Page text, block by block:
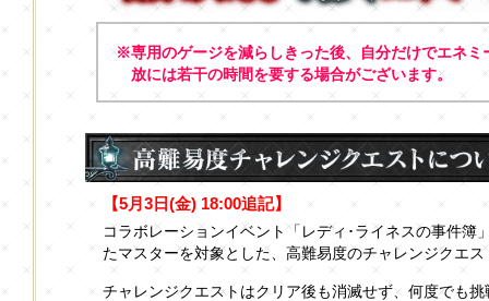
※専用のゲージを減らしきった後、自分だけでエネミ
放には若干の時間を要する場合がございます。
【5月3日(金) 18:00追記】
コラボレーションイベント「レディ･ライネスの事件簿
たマスターを対象とした、高難易度のチャレンジクエ
チャレンジクエストはクリア後も消滅せず、何度でも